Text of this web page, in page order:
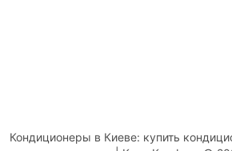
Кондиционеры в Киеве: купить